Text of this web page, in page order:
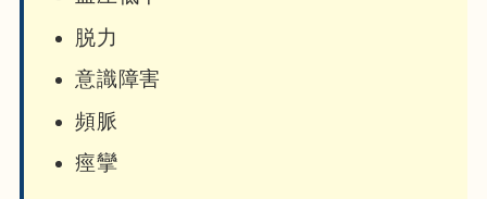
脱力
意識障害
頻脈
痙攣